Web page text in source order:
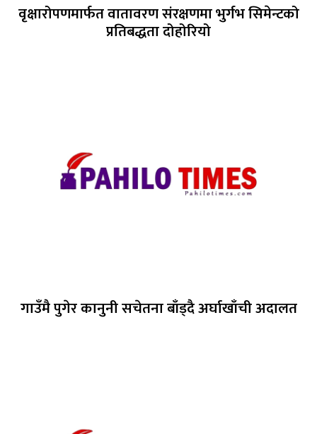
वृक्षारोपणमार्फत वातावरण संरक्षणमा भुर्गभ सिमेन्टको
प्रतिबद्धता दोहोरियो
गाउँमै पुगेर कानुनी सचेतना बाँड्दै अर्घाखाँची अदालत